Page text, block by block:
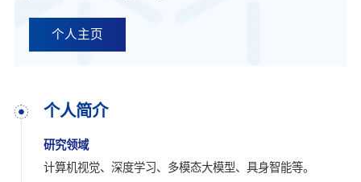
个人主页
个人简介
研究领域
计算机视觉、深度学习、多模态大模型、具身智能等。